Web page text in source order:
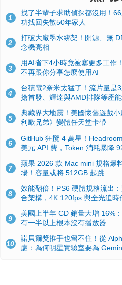
1
找了半輩子求助偵探都沒用！
功找回失散50年家人
2
打破大廠墨水綁架！開源、無
念機亮相
3
用AI省下4小時竟被塞更多工作
不再跟你分享怎麼使用AI
4
台積電2奈米太猛了！流片量是
搶首發、輝達與AMD排隊等產能
5
典藏界大地震！美國懷舊遊戲
利歐兄弟》變體任天堂卡帶
6
GitHub 狂攬 4 萬星！
美元 API 費，Token 消耗暴降
7
蘋果 2026 款 Mac mini 規格爆
場！容量或將 512GB 起跳
8
效能翻倍！PS6 硬體規格流出
合架構，4K 120fps 與全光追時
9
美國上半年 CD 銷量大增 16%
有一半以上根本沒有播放器
10
諾貝爾獎推手也留不住！從
慮：為何明星實驗室要為